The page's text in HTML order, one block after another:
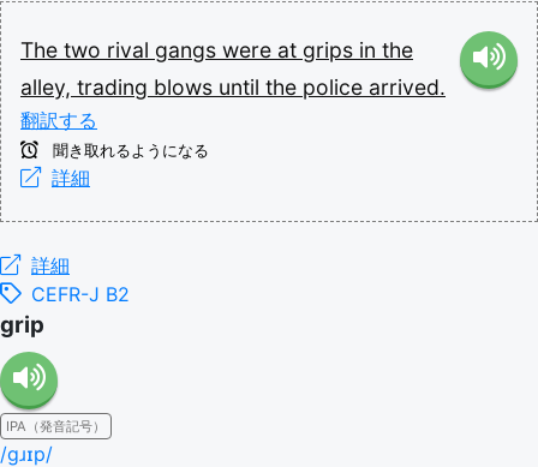
The two rival gangs were at grips in the
alley, trading blows until the police arrived.
翻訳する
聞き取れるようになる
詳細
詳細
CEFR-J B2
grip
IPA（発音記号）
/ɡɹɪp/